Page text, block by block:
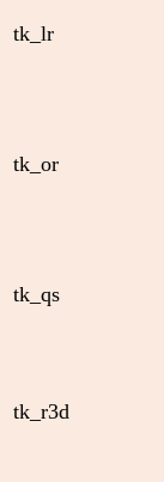
tk_lr
tk_or
tk_qs
tk_r3d